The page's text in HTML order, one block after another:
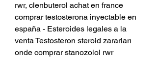
rwr, clenbuterol achat en france
comprar testosterona inyectable en
españa - Esteroides legales a la
venta Testosteron steroid zararları
onde comprar stanozolol rwr